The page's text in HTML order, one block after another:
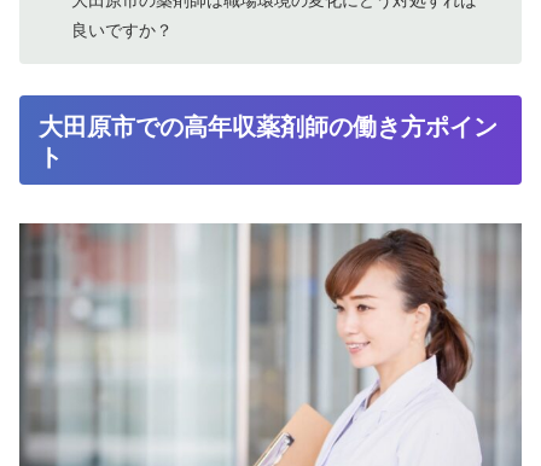
良いですか？
大田原市での高年収薬剤師の働き方ポイン
ト